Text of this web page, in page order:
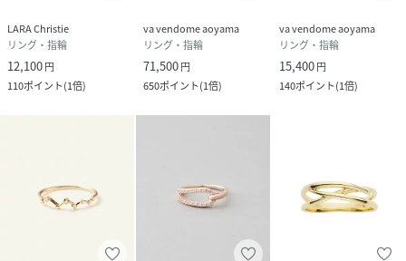
LARA Christie
リング・指輪
12,100円
110ポイント(1倍)
va vendome aoyama
リング・指輪
71,500円
650ポイント(1倍)
va vendome aoyama
リング・指輪
15,400円
140ポイント(1倍)